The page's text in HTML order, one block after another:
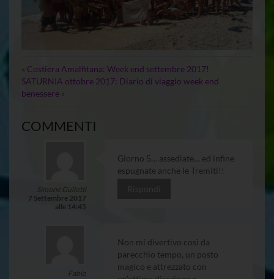
« Costiera Amalfitana: Week end settembre 2017!
SATURNIA ottobre 2017: Diario di viaggio week end
benessere »
COMMENTI
Simone Gullotti
7 Settembre 2017
alle 14:45
Giorno 5… assediate… ed infine
espugnate anche le Tremiti!!
Fabio
Non mi divertivo così da
parecchio tempo, un posto
magico e attrezzato con